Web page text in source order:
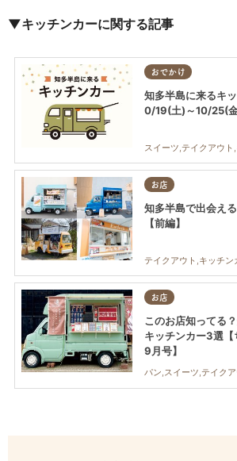
▼キッチンカーに関する記事
おでかけ
知多半島に来るキ
0/19(土)～10/25(金
お店
知多半島で出会え
【前編】
お店
このお店知ってる
キッチンカー3選【
9月号】